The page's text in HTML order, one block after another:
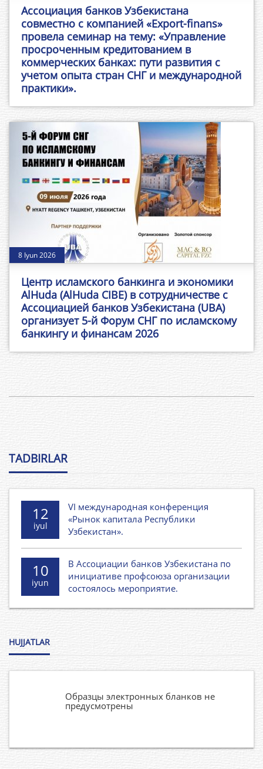
Ассоциация банков Узбекистана
совместно с компанией «Export-finans»
провела семинар на тему: «Управление
просроченным кредитованием в
коммерческих банках: пути развития с
учетом опыта стран СНГ и международной
практики».
8 Iyun 2026
Центр исламского банкинга и экономики
AlHuda (AlHuda CIBE) в сотрудничестве с
Ассоциацией банков Узбекистана (UBA)
организует 5-й Форум СНГ по исламскому
банкингу и финансам 2026
TADBIRLAR
12
iyul
VI международная конференция
«Рынок капитала Республики
Узбекистан».
10
iyun
В Ассоциации банков Узбекистана по
инициативе профсоюза организации
состоялось мероприятие.
HUJJATLAR
Образцы электронных бланков не
предусмотрены